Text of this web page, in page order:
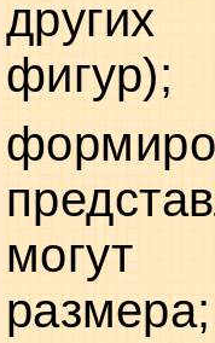
других
фигур);
могут
размера;